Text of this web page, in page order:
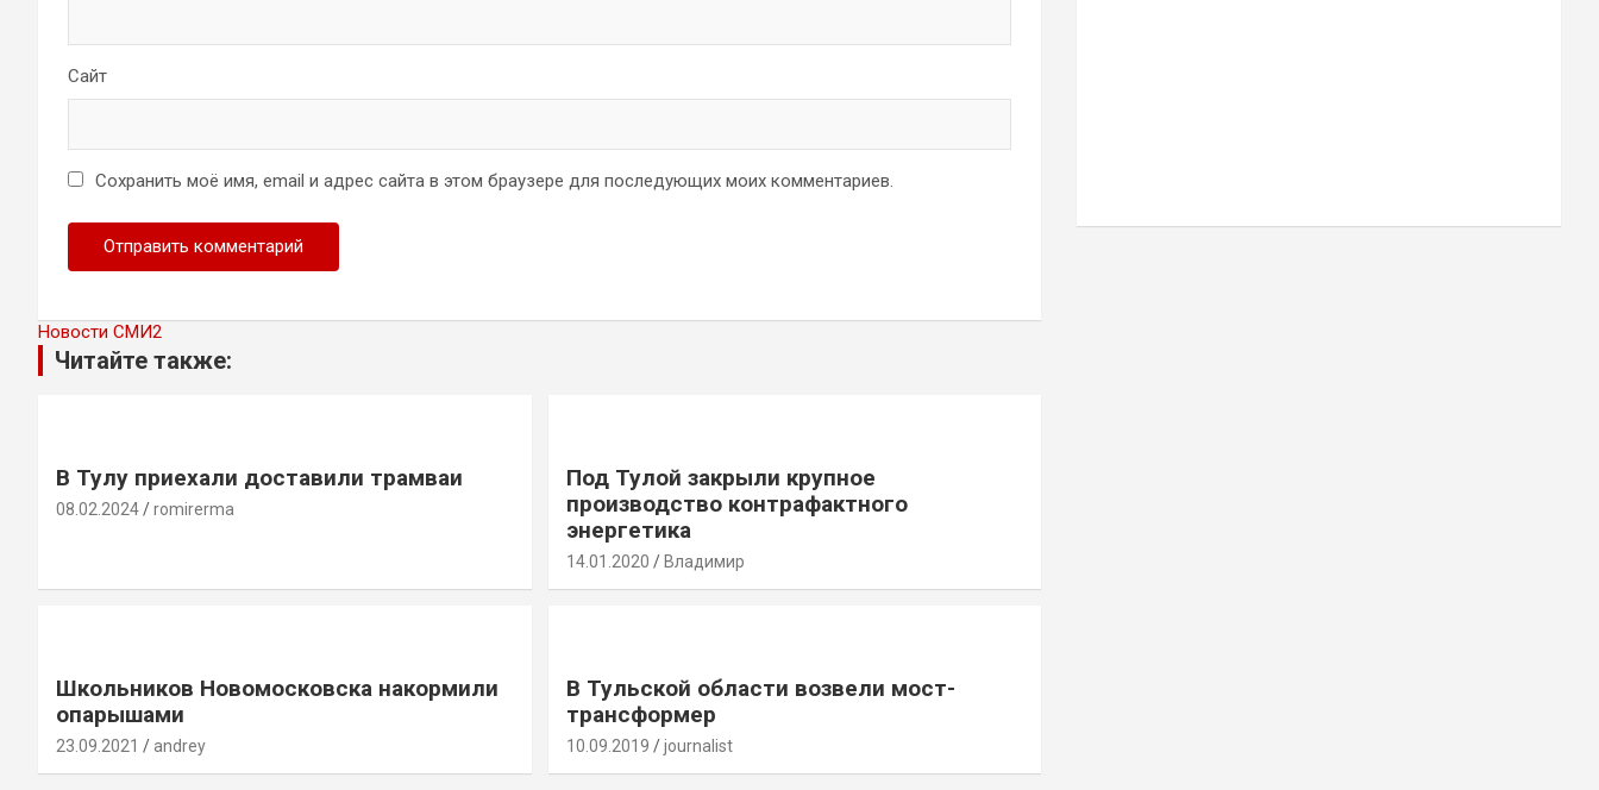
Сайт
Сохранить моё имя, email и адрес сайта в этом браузере для последующих моих комментариев.
Новости СМИ2
Читайте также:
В Тулу приехали доставили трамваи
08.02.2024 romirerma
Под Тулой закрыли крупное
производство контрафактного
энергетика
14.01.2020 Владимир
Школьников Новомосковска накормили
опарышами
23.09.2021 andrey
В Тульской области возвели мост-
трансформер
10.09.2019 journalist